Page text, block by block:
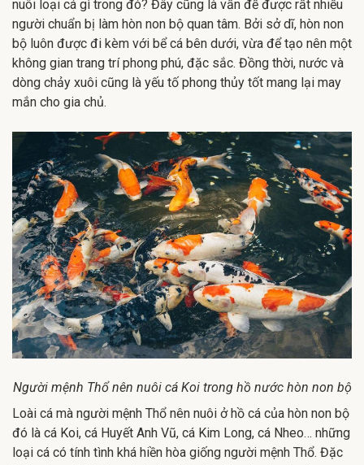
nuôi loại cá gì trong đó? Đây cũng là vấn đề được rất nhiều
người chuẩn bị làm hòn non bộ quan tâm. Bởi sở dĩ, hòn non
bộ luôn được đi kèm với bể cá bên dưới, vừa để tạo nên một
không gian trang trí phong phú, đặc sắc. Đồng thời, nước và
dòng chảy xuôi cũng là yếu tố phong thủy tốt mang lại may
mắn cho gia chủ.
Người mệnh Thổ nên nuôi cá Koi trong hồ nước hòn non bộ
Loài cá mà người mệnh Thổ nên nuôi ở hồ cá của hòn non bộ
đó là cá Koi, cá Huyết Anh Vũ, cá Kim Long, cá Nheo… những
loại cá có tính tình khá hiền hòa giống người mệnh Thổ. Đặc